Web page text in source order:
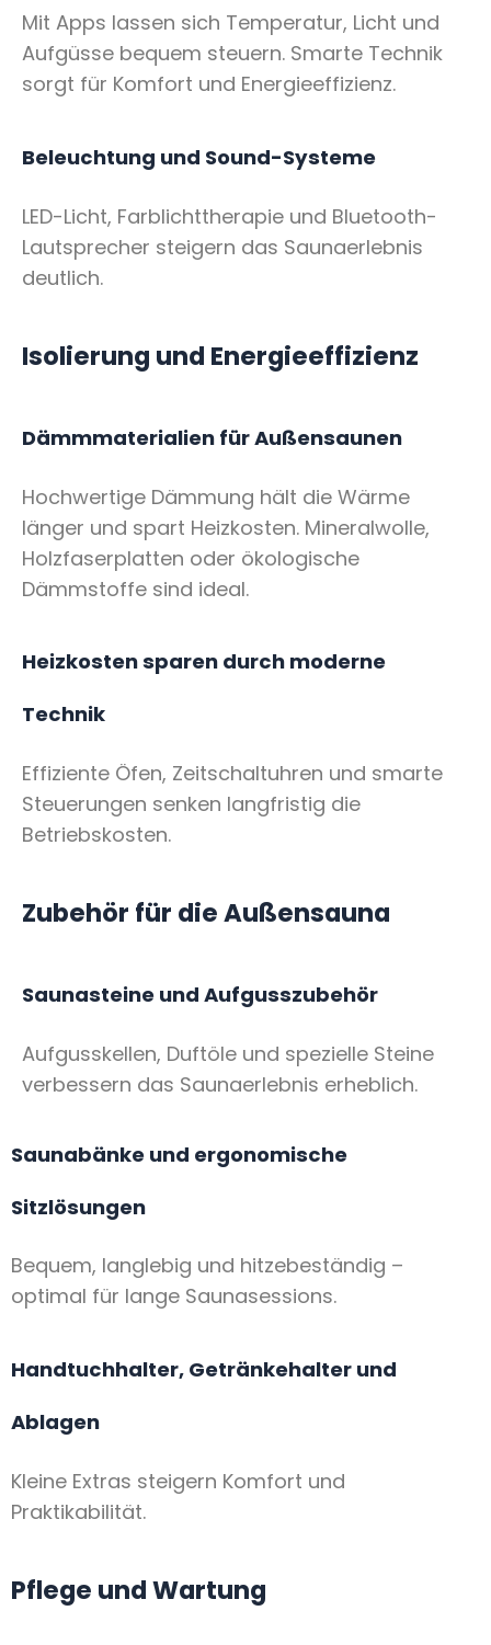
Mit Apps lassen sich Temperatur, Licht und
Aufgüsse bequem steuern. Smarte Technik
sorgt für Komfort und Energieeffizienz.
Beleuchtung und Sound-Systeme
LED-Licht, Farblichttherapie und Bluetooth-
Lautsprecher steigern das Saunaerlebnis
deutlich.
Isolierung und Energieeffizienz
Dämmmaterialien für Außensaunen
Hochwertige Dämmung hält die Wärme
länger und spart Heizkosten. Mineralwolle,
Holzfaserplatten oder ökologische
Dämmstoffe sind ideal.
Heizkosten sparen durch moderne
Technik
Effiziente Öfen, Zeitschaltuhren und smarte
Steuerungen senken langfristig die
Betriebskosten.
Zubehör für die Außensauna
Saunasteine und Aufgusszubehör
Aufgusskellen, Duftöle und spezielle Steine
verbessern das Saunaerlebnis erheblich.
Saunabänke und ergonomische
Sitzlösungen
Bequem, langlebig und hitzebeständig –
optimal für lange Saunasessions.
Handtuchhalter, Getränkehalter und
Ablagen
Kleine Extras steigern Komfort und
Praktikabilität.
Pflege und Wartung